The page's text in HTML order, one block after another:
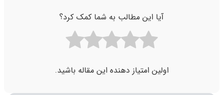
آیا این مطالب به شما کمک کرد؟
اولین امتیاز دهنده این مقاله باشید.